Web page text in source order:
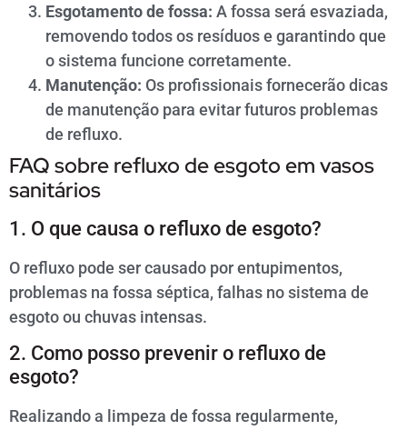
Esgotamento de fossa: A fossa será esvaziada,
removendo todos os resíduos e garantindo que
o sistema funcione corretamente.
Manutenção: Os profissionais fornecerão dicas
de manutenção para evitar futuros problemas
de refluxo.
FAQ sobre refluxo de esgoto em vasos
sanitários
1. O que causa o refluxo de esgoto?
O refluxo pode ser causado por entupimentos,
problemas na fossa séptica, falhas no sistema de
esgoto ou chuvas intensas.
2. Como posso prevenir o refluxo de
esgoto?
Realizando a limpeza de fossa regularmente,